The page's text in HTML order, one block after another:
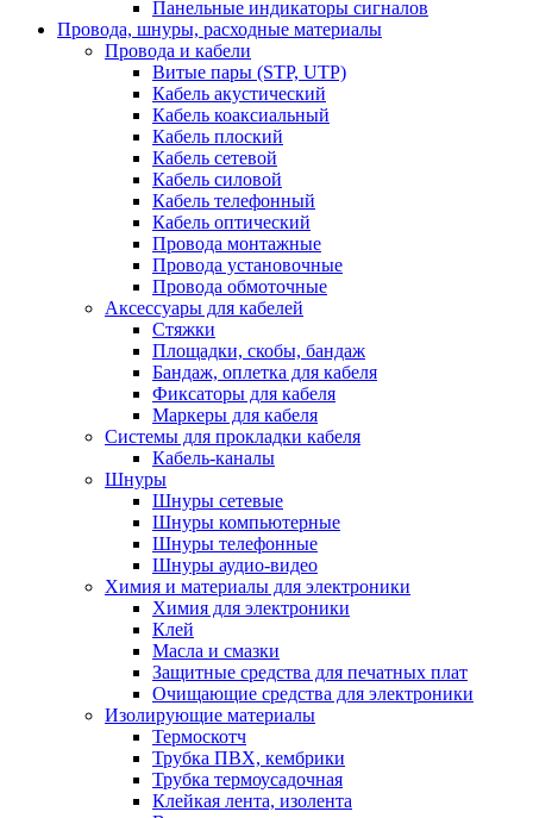
Панельные индикаторы сигналов
Провода, шнуры, расходные материалы
Провода и кабели
Витые пары (STP, UTP)
Кабель акустический
Кабель коаксиальный
Кабель плоский
Кабель сетевой
Кабель силовой
Кабель телефонный
Кабель оптический
Провода монтажные
Провода установочные
Провода обмоточные
Аксессуары для кабелей
Стяжки
Площадки, скобы, бандаж
Бандаж, оплетка для кабеля
Фиксаторы для кабеля
Маркеры для кабеля
Системы для прокладки кабеля
Кабель-каналы
Шнуры
Шнуры сетевые
Шнуры компьютерные
Шнуры телефонные
Шнуры аудио-видео
Химия и материалы для электроники
Химия для электроники
Клей
Масла и смазки
Защитные средства для печатных плат
Очищающие средства для электроники
Изолирующие материалы
Термоскотч
Трубка ПВХ, кембрики
Трубка термоусадочная
Клейкая лента, изолента